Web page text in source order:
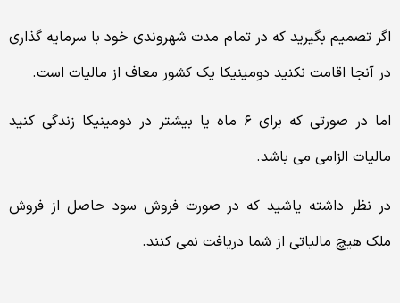
اگر تصمیم بگیرید که در تمام مدت شهروندی خود با سرمایه گذاری
در آنجا اقامت نکنید دومینیکا یک کشور معاف از مالیات است.
اما در صورتی که برای ۶ ماه یا بیشتر در دومینیکا زندگی کنید
مالیات الزامی می باشد.
در نظر داشته یاشید که در صورت فروش سود حاصل از فروش
ملک هیچ مالیاتی از شما دریافت نمی کنند.